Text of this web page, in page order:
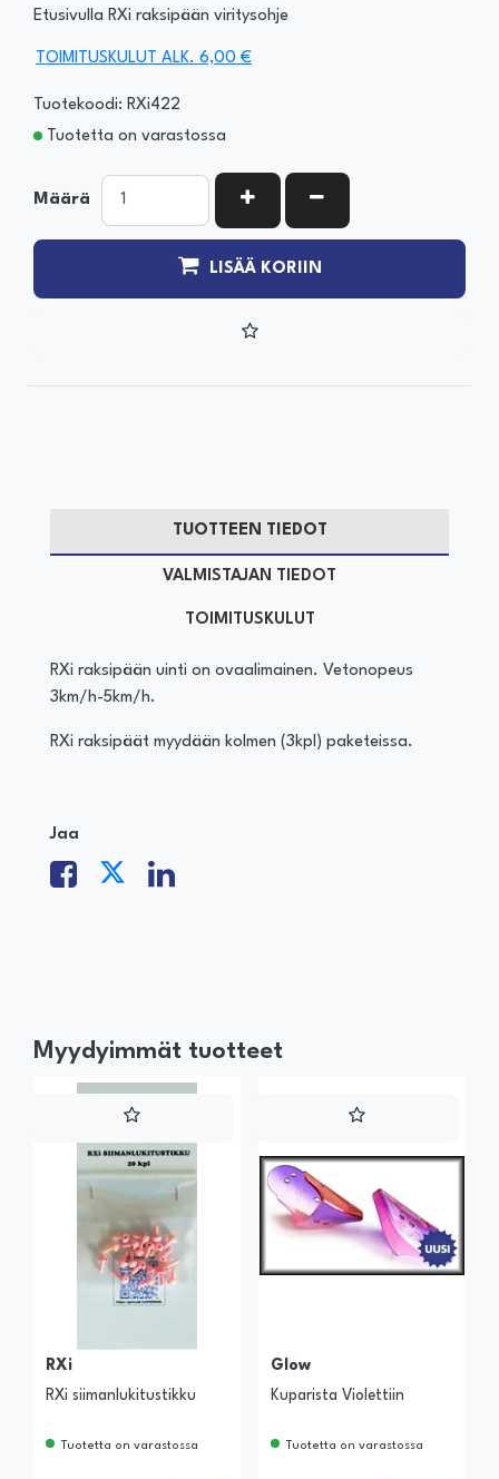
Etusivulla RXi raksipään viritysohje
TOIMITUSKULUT ALK. 6,00 €
Tuotekoodi: RXi422
Tuotetta on varastossa
Määrä KASVATA MÄÄRÄÄ
VÄHENNÄ MÄÄRÄÄ
LISÄÄ KORIIN
TUOTTEEN TIEDOT
VALMISTAJAN TIEDOT
TOIMITUSKULUT
RXi raksipään uinti on ovaalimainen. Vetonopeus
3km/h-5km/h.
RXi raksipäät myydään kolmen (3kpl) paketeissa.
Jaa
Myydyimmät tuotteet
RXi
RXi siimanlukitustikku
Tuotetta on varastossa
Glow
Kuparista Violettiin
Tuotetta on varastossa